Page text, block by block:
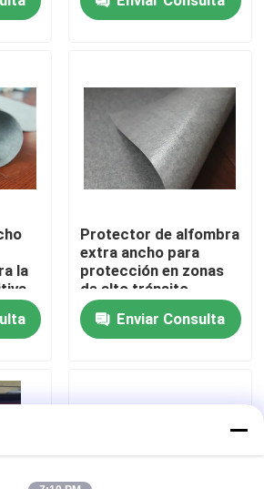
la
Protector de alfombra
extra ancho para
protección en zonas
de alto tránsito
Enviar Consulta